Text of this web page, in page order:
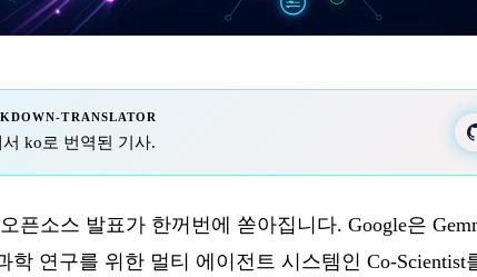
TRANSLATOR
ko로 번역된 기사.
픈소스 발표가 한꺼번에 쏟아집니다. Google은
학 연구를 위한 멀티 에이전트 시스템인 Co-Scientist